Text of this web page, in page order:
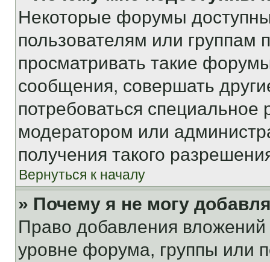
Некоторые форумы
пользователям или группам
просматривать такие
сообщения, совершать
потребоваться
модератором или
получения такого
Вернуться к началу
» Почему я не могу
Право добавления
уровне форума, группы или